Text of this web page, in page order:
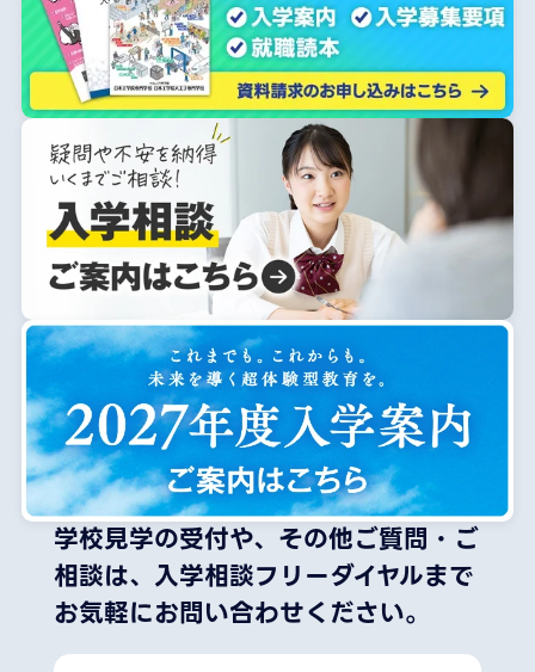
学校見学の受付や、その他ご質問・ご
相談は、 入学相談フリーダイヤルまで
お気軽にお問い合わせください。